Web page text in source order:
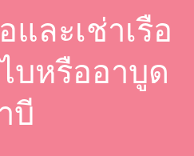
และเช่าเรือ
บหรืออาบูด
าบี